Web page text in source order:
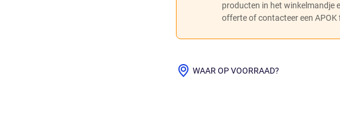
producten in het winkelmandje
offerte of contacteer een APOK
WAAR OP VOORRAAD?